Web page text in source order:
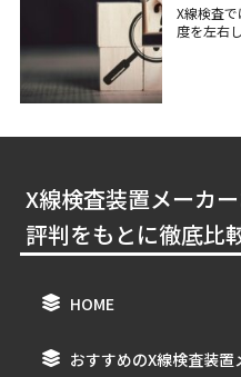
X線検査
度を左右
X線検査装置メーカ
評判をもとに徹底比
HOME
おすすめのX線検査装置